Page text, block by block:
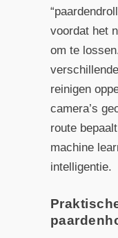
voordat het
om te
reinigen
camera’s
route
machine
intelligentie.